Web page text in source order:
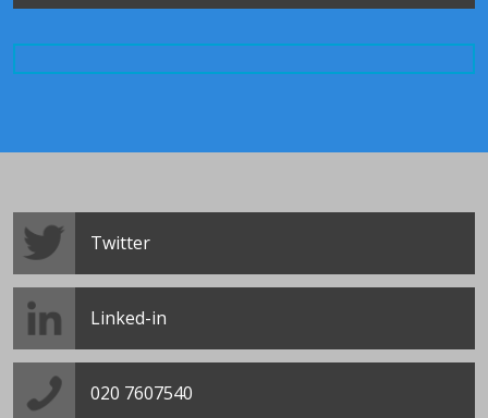
Twitter
Linked-in
020 7607540